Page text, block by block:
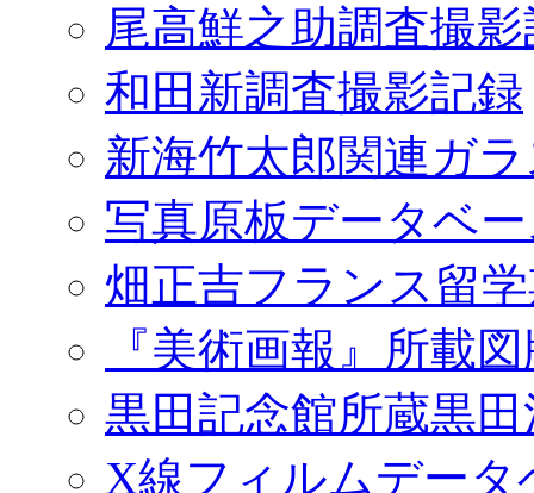
尾高鮮之助調査撮
和田新調査撮影記録
新海竹太郎関連ガ
写真原板データベ
畑正吉フランス留
『美術画報』所載
黒田記念館所蔵黒
X線フィルムデータ